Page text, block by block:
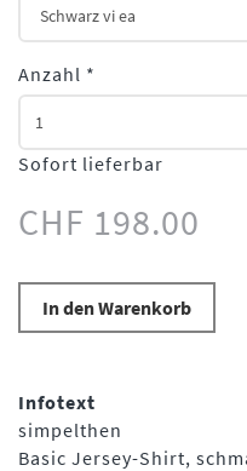
Anzahl *
Sofort lieferbar
CHF 198.00
In den Warenkorb
Infotext
simpelthen
Basic Jersey-Shirt,